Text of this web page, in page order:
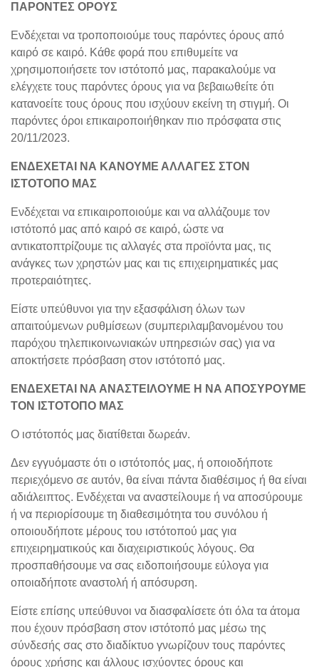
ΠΑΡΟΝΤΕΣ ΟΡΟΥΣ
Ενδέχεται να τροποποιούμε τους παρόντες όρους από
καιρό σε καιρό. Κάθε φορά που επιθυμείτε να
χρησιμοποιήσετε τον ιστότοπό μας, παρακαλούμε να
ελέγχετε τους παρόντες όρους για να βεβαιωθείτε ότι
κατανοείτε τους όρους που ισχύουν εκείνη τη στιγμή. Οι
παρόντες όροι επικαιροποιήθηκαν πιο πρόσφατα στις
20/11/2023.
ΕΝΔΕΧΕΤΑΙ ΝΑ ΚΑΝΟΥΜΕ ΑΛΛΑΓΕΣ ΣΤΟΝ
ΙΣΤΟΤΟΠΟ ΜΑΣ
Ενδέχεται να επικαιροποιούμε και να αλλάζουμε τον
ιστότοπό μας από καιρό σε καιρό, ώστε να
αντικατοπτρίζουμε τις αλλαγές στα προϊόντα μας, τις
ανάγκες των χρηστών μας και τις επιχειρηματικές μας
προτεραιότητες.
Είστε υπεύθυνοι για την εξασφάλιση όλων των
απαιτούμενων ρυθμίσεων (συμπεριλαμβανομένου του
παρόχου τηλεπικοινωνιακών υπηρεσιών σας) για να
αποκτήσετε πρόσβαση στον ιστότοπό μας.
ΕΝΔΕΧΕΤΑΙ ΝΑ ΑΝΑΣΤΕΙΛΟΥΜΕ Η ΝΑ ΑΠΟΣΥΡΟΥΜΕ
ΤΟΝ ΙΣΤΟΤΟΠΟ ΜΑΣ
Ο ιστότοπός μας διατίθεται δωρεάν.
Δεν εγγυόμαστε ότι ο ιστότοπός μας, ή οποιοδήποτε
περιεχόμενο σε αυτόν, θα είναι πάντα διαθέσιμος ή θα είναι
αδιάλειπτος. Ενδέχεται να αναστείλουμε ή να αποσύρουμε
ή να περιορίσουμε τη διαθεσιμότητα του συνόλου ή
οποιουδήποτε μέρους του ιστότοπού μας για
επιχειρηματικούς και διαχειριστικούς λόγους. Θα
προσπαθήσουμε να σας ειδοποιήσουμε εύλογα για
οποιαδήποτε αναστολή ή απόσυρση.
Είστε επίσης υπεύθυνοι να διασφαλίσετε ότι όλα τα άτομα
που έχουν πρόσβαση στον ιστότοπό μας μέσω της
σύνδεσής σας στο διαδίκτυο γνωρίζουν τους παρόντες
όρους χρήσης και άλλους ισχύοντες όρους και